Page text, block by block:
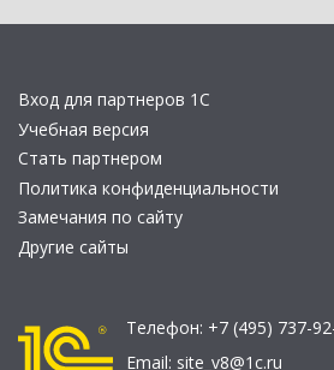
Вход для партнеров 1С
Учебная версия
Стать партнером
Политика конфиденциальности
Замечания по сайту
Другие сайты
Телефон: +7 (495) 737-
Email: site_v8@1c.ru